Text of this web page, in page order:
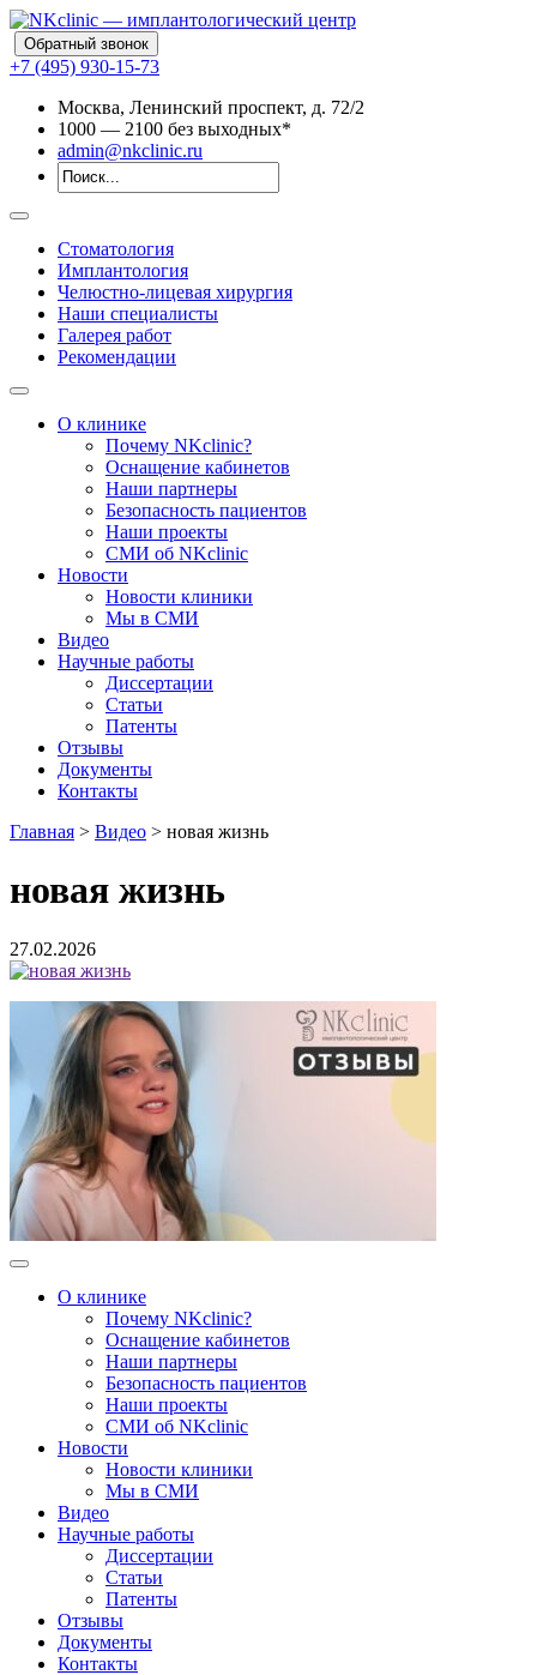
Обратный звонок
+7 (495) 930-15-73
Москва, Ленинский проспект, д. 72/2
1000 — 2100 без выходных*
admin@nkclinic.ru
Стоматология
Имплантология
Челюстно-лицевая хирургия
Наши специалисты
Галерея работ
Рекомендации
О клинике
Почему NKclinic?
Оснащение кабинетов
Наши партнеры
Безопасность пациентов
Наши проекты
СМИ об NKclinic
Новости
Новости клиники
Мы в СМИ
Видео
Научные работы
Диссертации
Статьи
Патенты
Отзывы
Документы
Контакты
Главная > Видео > новая жизнь
новая жизнь
27.02.2026
О клинике
Почему NKclinic?
Оснащение кабинетов
Наши партнеры
Безопасность пациентов
Наши проекты
СМИ об NKclinic
Новости
Новости клиники
Мы в СМИ
Видео
Научные работы
Диссертации
Статьи
Патенты
Отзывы
Документы
Контакты